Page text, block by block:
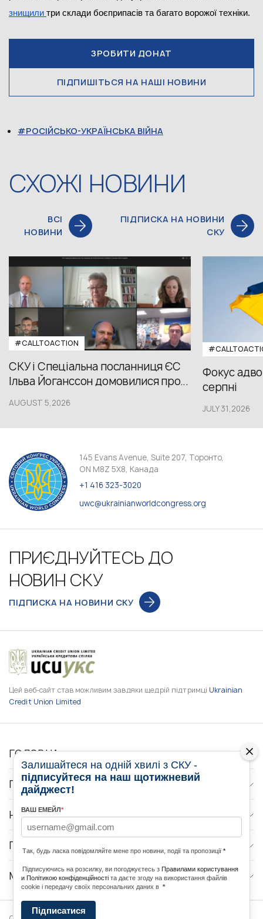
знищили три склади боєприпасів та багато ворожої техніки.
ЗРОБИТИ ДОНАТ
ПІДПИШІТЬСЯ НА НАШІ НОВИНИ
РОСІЙСЬКО-УКРАЇНСЬКА ВІЙНА
СХОЖІ НОВИНИ
ВСІ
НОВИНИ
ПІДПИСКА НА НОВИНИ
СКУ
#CALLTOACTION
СКУ і Спеціальна посланниця ЄС
Ільва Йоганссон домовилися про...
AUGUST 5,2026
Фокус
серпні
JULY 31,2026
145 Evans Avenue, Suite 207, Торонто,
ON M8Z 5X8, Канада
+1 416 323-3020
uwc@ukrainianworldcongress.org
ПРИЄДНУЙТЕСЬ ДО
НОВИН СКУ
ПІДПИСКА НА НОВИНИ СКУ
Цей веб-сайт став можливим завдяки щедрій підтримці Ukrainian
Credit Union Limited
ГОЛОВНА
ПРО НАС
НОВИНИ
ПРОГРАМИ
МЕДІА КОНТАКТИ
Залишайтеся на одній хвилі з СКУ -
підписуйтеся на наш щотижневий
дайджест!
ВАШ ЕМЕЙЛ*
Так, будь ласка повідомляйте мене про новини, події та пропозиції *
Підписуючись на розсилку, ви погоджуєтесь з Правилами користування
и Політикою конфіденційності та даєте згоду на використання файлів
cookie і передачу своїх персональних даних в *
Підписатися